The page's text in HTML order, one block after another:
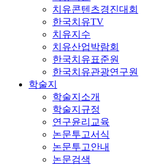
치유콘텐츠경진대회
한국치유TV
치유지수
치유산업박람회
한국치유표준원
한국치유관광연구원
학술지
학술지소개
학술지규정
연구윤리교육
논문투고서식
논문투고안내
논문검색